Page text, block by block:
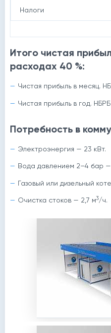
Налоги
Итого чистая
расходах 40 %:
Чистая прибыль в месяц.
Чистая прибыль в год.
Потребность в
Электроэнергия — 23 кВт.
Вода давлением 2–4 бар —
Газовый или дизельный
Очистка стоков — 2,7 м3/ч.